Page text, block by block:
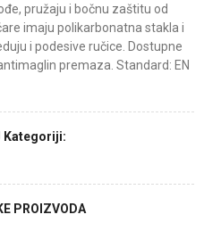
pružaju i bočnu zaštitu od
imaju polikarbonatna stakla i
i podesive ručice. Dostupne
premaza. Standard: EN
Kategoriji:
PROIZVODA